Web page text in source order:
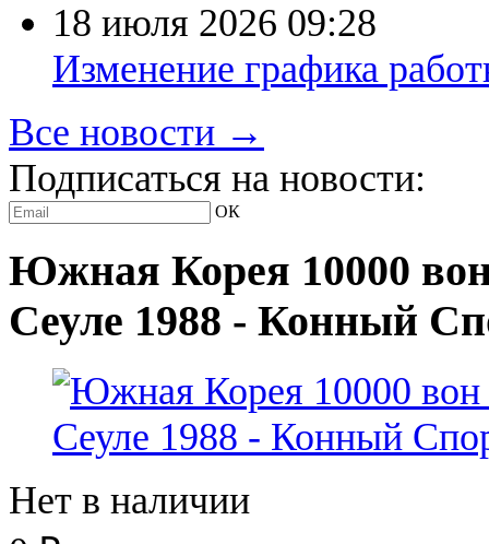
18 июля 2026 09:28
Изменение графика
Все новости →
Подписаться на новости:
ОК
Южная Корея 10000
Сеуле 1988 - Конный
Нет в наличии